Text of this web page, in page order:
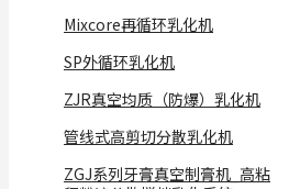
Mixcore再循环乳化机
SP外循环乳化机
ZJR真空均质（防爆）乳化机
管线式高剪切分散乳化机
ZGJ系列牙膏真空制膏机_高粘